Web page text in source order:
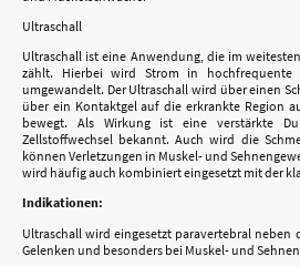
Ultraschall
Ultraschall ist eine Anwendung, die im
zählt. Hierbei wird Strom in hochfrequente
umgewandelt. Der Ultraschall wird über einen
über ein Kontaktgel auf die erkrankte Region
bewegt. Als Wirkung ist eine verstärkte
Zellstoffwechsel bekannt. Auch wird die
können Verletzungen in Muskel- und
wird häufig auch kombiniert eingesetzt mit der
Indikationen:
Ultraschall wird eingesetzt paravertebral neben
Gelenken und besonders bei Muskel- und